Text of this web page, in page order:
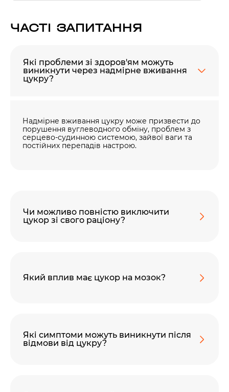
ЧАСТІ ЗАПИТАННЯ
Які проблеми зі здоров'ям можуть
виникнути через надмірне вживання
цукру?
Надмірне вживання цукру може призвести до
порушення вуглеводного обміну, проблем з
серцево-судинною системою, зайвої ваги та
постійних перепадів настрою.
Чи можливо повністю виключити
цукор зі свого раціону?
Який вплив має цукор на мозок?
Які симптоми можуть виникнути після
відмови від цукру?